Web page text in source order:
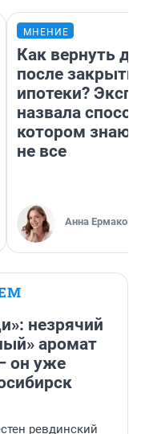
МНЕНИЕ
Как вернуть
после
ипотеки?
назвала
котором
не все
Анна Ермакова
незрячий
аромат
он уже
ревдинский